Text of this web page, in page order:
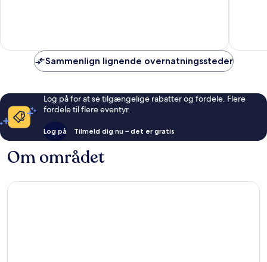
anmeldelser
Sammenlign lignende overnatningssteder
Log på for at se tilgængelige rabatter og fordele. Flere
fordele til flere eventyr.
Log på Tilmeld dig nu – det er gratis
Om området